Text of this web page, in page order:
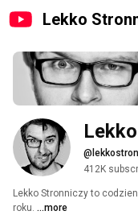
Lekko
412K
Lekko Stronniczy to
roku. ...more